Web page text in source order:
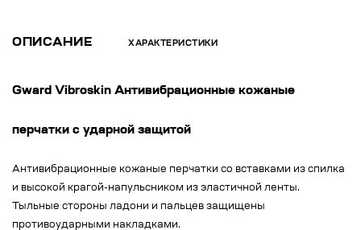
ОПИСАНИЕ ХАРАКТЕРИСТИКИ
Gward Vibroskin Антивибрационные кожаные
перчатки с ударной защитой
Антивибрационные кожаные перчатки со вставками из спилка
и высокой крагой-напульсником из эластичной ленты.
Тыльные стороны ладони и пальцев защищены
противоударными накладками.